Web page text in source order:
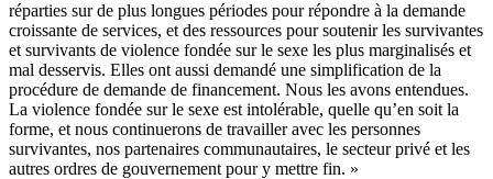
réparties sur de plus longues périodes pour répondre à la demande
croissante de services, et des ressources pour soutenir les survivantes
et survivants de violence fondée sur le sexe les plus marginalisés et
mal desservis. Elles ont aussi demandé une simplification de la
procédure de demande de financement. Nous les avons entendues.
La violence fondée sur le sexe est intolérable, quelle qu’en soit la
forme, et nous continuerons de travailler avec les personnes
survivantes, nos partenaires communautaires, le secteur privé et les
autres ordres de gouvernement pour y mettre fin. »